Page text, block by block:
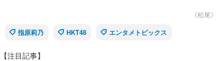
《松尾》
指原莉乃
HKT48 エンタメトピックス
【注目記事】